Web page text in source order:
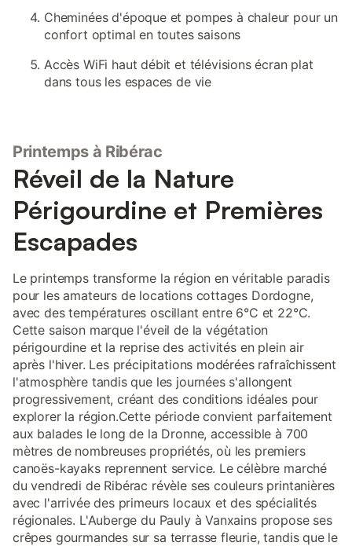
Cheminées d'époque et pompes à chaleur pour un
confort optimal en toutes saisons
Accès WiFi haut débit et télévisions écran plat
dans tous les espaces de vie
Printemps à Ribérac
Réveil de la Nature
Périgourdine et Premières
Escapades
Le printemps transforme la région en véritable paradis
pour les amateurs de locations cottages Dordogne,
avec des températures oscillant entre 6°C et 22°C.
Cette saison marque l'éveil de la végétation
périgourdine et la reprise des activités en plein air
après l'hiver. Les précipitations modérées rafraîchissent
l'atmosphère tandis que les journées s'allongent
progressivement, créant des conditions idéales pour
explorer la région.Cette période convient parfaitement
aux balades le long de la Dronne, accessible à 700
mètres de nombreuses propriétés, où les premiers
canoës-kayaks reprennent service. Le célèbre marché
du vendredi de Ribérac révèle ses couleurs printanières
avec l'arrivée des primeurs locaux et des spécialités
régionales. L'Auberge du Pauly à Vanxains propose ses
crêpes gourmandes sur sa terrasse fleurie, tandis que le